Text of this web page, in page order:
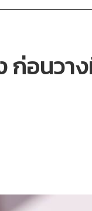
ก่อนวา